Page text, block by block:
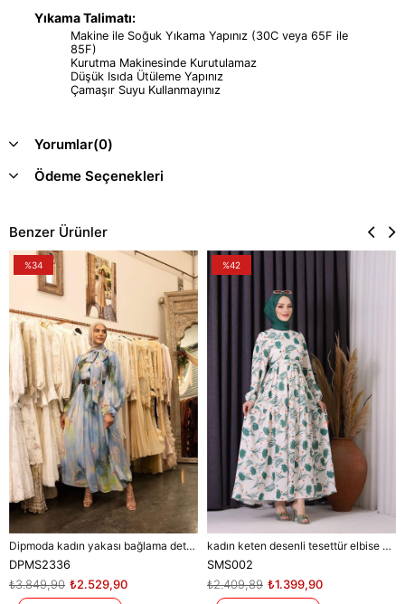
Yıkama Talimatı:
Makine ile Soğuk Yıkama Yapınız (30C veya 65F ile
85F)
Kurutma Makinesinde Kurutulamaz
Düşük Isıda Ütüleme Yapınız
Çamaşır Suyu Kullanmayınız
Yorumlar(0)
Ödeme Seçenekleri
Benzer Ürünler
Dipmoda kadın yakası bağlama detaylı tesettür şifon elbise DPMS2336
DPMS2336
₺2.529,90
₺3.849,90
%34
kadın keten desenli tesettür elbise SMS002 - Bej
SMS002
₺1.399,90
₺2.409,89
%42